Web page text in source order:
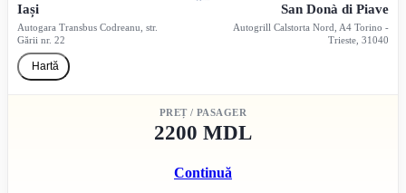
Iași
Autogara Transbus Codreanu, str.
Gării nr. 22
Hartă
San Donà di Piave
Autogrill Calstorta Nord, A4 Torino -
Trieste, 31040
PREȚ / PASAGER
2200 MDL
Continuă